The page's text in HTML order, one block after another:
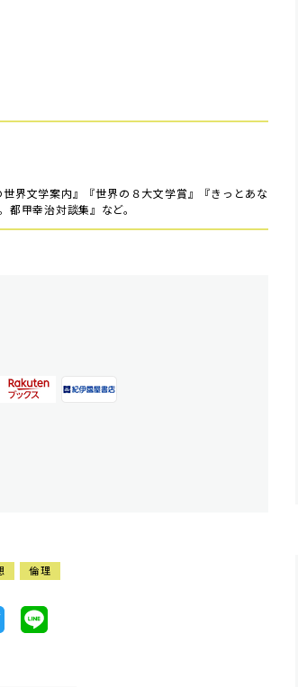
界文学案内』『世界の８大文学賞』『きっとあな
都甲幸治対談集』など。
倫理